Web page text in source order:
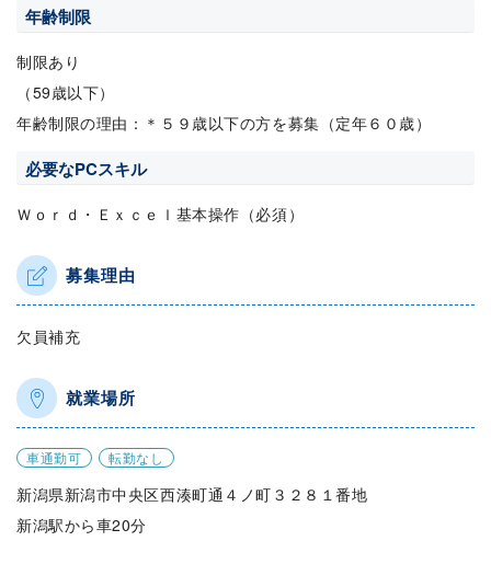
年齢制限
制限あり
（59歳以下）
年齢制限の理由：＊５９歳以下の方を募集（定年６０歳）
必要なPCスキル
Ｗｏｒｄ・Ｅｘｃｅｌ基本操作（必須）
募集理由
欠員補充
就業場所
車通勤可 転勤なし
新潟県新潟市中央区西湊町通４ノ町３２８１番地
新潟駅から車20分